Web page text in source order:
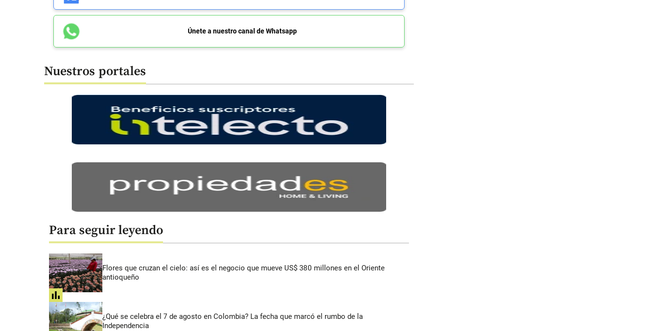
Únete a nuestro canal de Whatsapp
Nuestros portales
Para seguir leyendo
Flores que cruzan el cielo: así es el negocio que mueve US$ 380 millones en el Oriente
antioqueño
share
¿Qué se celebra el 7 de agosto en Colombia? La fecha que marcó el rumbo de la
Independencia